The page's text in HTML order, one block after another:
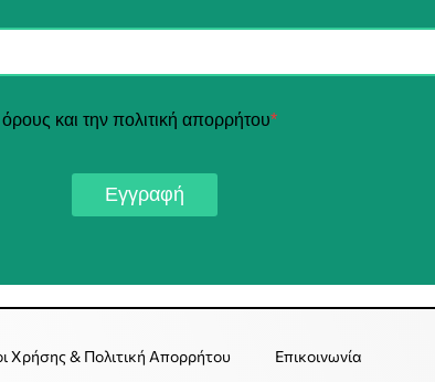
όρους και την πολιτική απορρήτου*
Εγγραφή
Χρήσης & Πολιτική Απορρήτου Επικοινωνία